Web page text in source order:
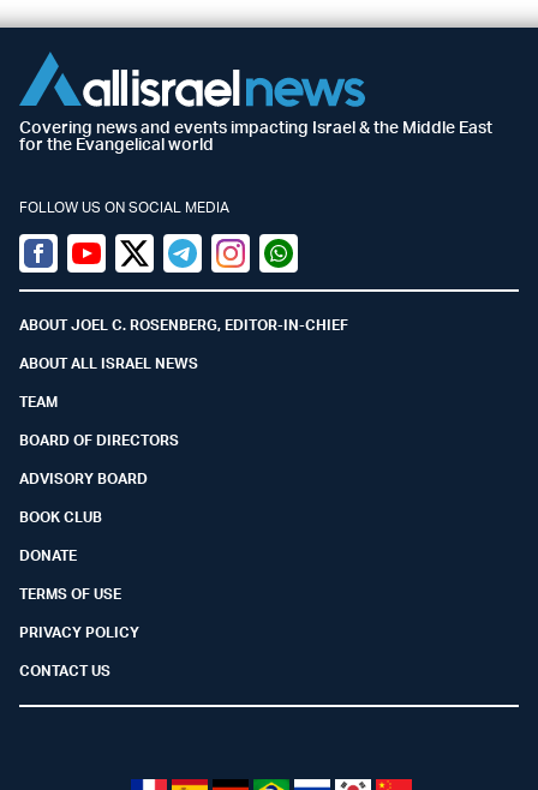
Covering news and events impacting Israel & the Middle East
for the Evangelical world
FOLLOW US ON SOCIAL MEDIA
Facebook
YoutubeTwitter (X)
TelegramInstagramWhatsapp
ABOUT JOEL C. ROSENBERG, EDITOR-IN-CHIEF
ABOUT ALL ISRAEL NEWS
TEAM
BOARD OF DIRECTORS
ADVISORY BOARD
BOOK CLUB
DONATE
TERMS OF USE
PRIVACY POLICY
CONTACT US